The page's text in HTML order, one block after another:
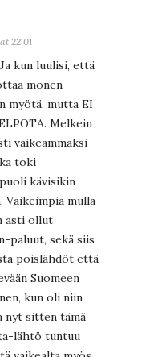
22:01
kun luulisi, että
monen
myötä, mutta EI
Melkein
vaikeammaksi
toki
kävisikin
Vaikeimpia mulla
asti ollut
paluut, sekä siis
poislähdöt että
Suomeen
kun oli niin
nyt sitten tämä
lähtö tuntuu